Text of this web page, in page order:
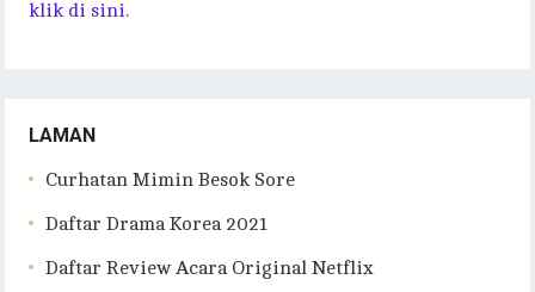
klik di sini.
LAMAN
Curhatan Mimin Besok Sore
Daftar Drama Korea 2021
Daftar Review Acara Original Netflix